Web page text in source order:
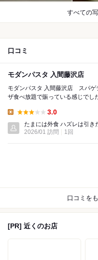
すべての
口コミ
モダンパスタ 入間藤沢店
モダンパスタ 入間藤沢店 スパゲ
ザ食べ放題で賑っている感じでした。 そんなに食べれないのでパ
3.0
たまには外食 ハズレは引き
2026/01 訪問
1回
口コミを
[PR] 近くのお店